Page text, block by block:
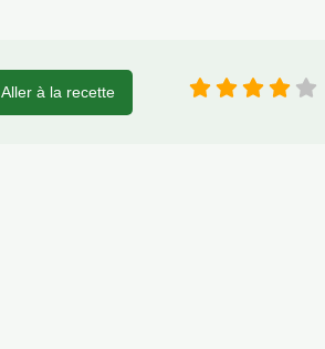
Aller à la recette